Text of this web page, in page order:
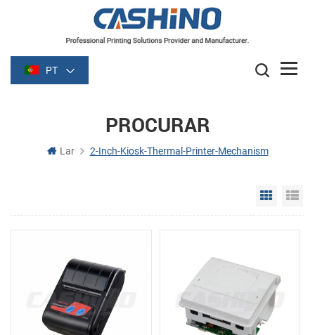
PT
PROCURAR
Lar 2-Inch-Kiosk-Thermal-Printer-Mechanism
Grid